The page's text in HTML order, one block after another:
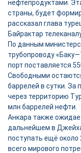
нефтепродуктами.
страны, будет
рассказал глава
Байрактар
По данным
трубопроводу
порт поставляется
Свободными
баррелей в сутки. За
через территорию
млн баррелей нефти.
Анкара также
дальнейшем в
поступать ещё около
всего мирового